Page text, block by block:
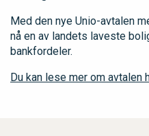
Med den nye Unio-avtalen
nå en av landets laveste
bankfordeler.
Du kan lese mer om avtalen